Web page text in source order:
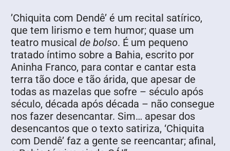
’Chiquita com Dendê’ é um recital satírico,
que tem lirismo e tem humor; quase um
teatro musical de bolso. É um pequeno
tratado íntimo sobre a Bahia, escrito por
Aninha Franco, para contar e cantar esta
terra tão doce e tão árida, que apesar de
todas as mazelas que sofre – século após
século, década após década – não consegue
nos fazer desencantar. Sim… apesar dos
desencantos que o texto satiriza, ‘Chiquita
com Dendê’ faz a gente se reencantar; afinal,